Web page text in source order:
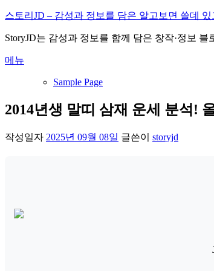
내
으
바
기
스토리JD – 감성과 정보를 담은 알고보면 쓸데
StoryJD는 감성과 정보를 함께 담은 창작·정보
메뉴
Sample Page
2014년생 말띠 삼재 운세 분석!
작성일자 2025년 09월 08일 글쓴이 storyjd